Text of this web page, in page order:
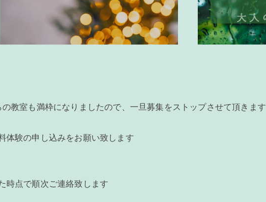
教室も満枠になりましたので、一旦募集をストップさせて頂きます
体験の申し込みをお願い致します
時点で順次ご連絡致します